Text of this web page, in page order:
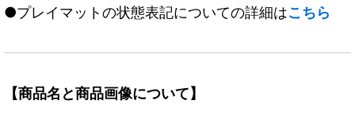
●プレイマットの状態表記についての詳細はこちら
【商品名と商品画像について】